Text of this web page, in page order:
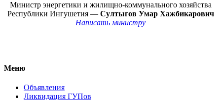
Министр энергетики и жилищно-коммунального хозяйства
Республики Ингушетия — Султыгов Умар Хажбикарович
Написать министру
Меню
Объявления
Ликвидация ГУПов